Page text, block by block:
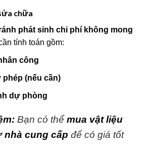
chữa
phát sinh chi phí không mong
tính toán gồm:
công
(nếu cần)
dự phòng
Bạn có thể mua vật liệu
nhà cung cấp để có giá tốt